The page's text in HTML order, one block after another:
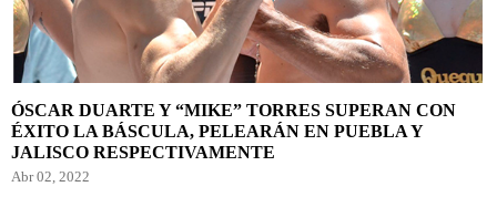
ÓSCAR DUARTE Y “MIKE” TORRES SUPERAN CON
ÉXITO LA BÁSCULA, PELEARÁN EN PUEBLA Y
JALISCO RESPECTIVAMENTE
Abr 02, 2022